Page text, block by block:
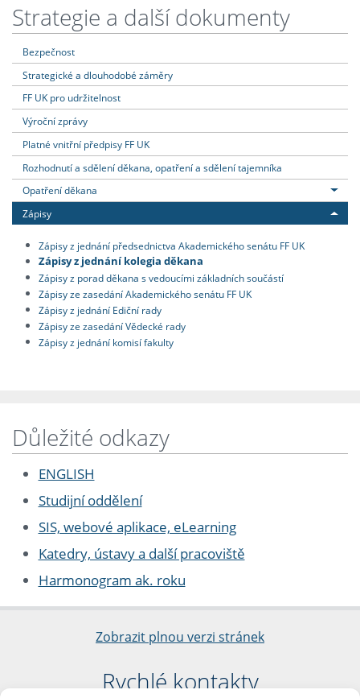
Strategie a další dokumenty
Bezpečnost
Strategické a dlouhodobé záměry
FF UK pro udržitelnost
Výroční zprávy
Platné vnitřní předpisy FF UK
Rozhodnutí a sdělení děkana, opatření a sdělení tajemníka
Opatření děkana
Zápisy
Zápisy z jednání předsednictva Akademického senátu FF UK
Zápisy z jednání kolegia děkana
Zápisy z porad děkana s vedoucími základních součástí
Zápisy ze zasedání Akademického senátu FF UK
Zápisy z jednání Ediční rady
Zápisy ze zasedání Vědecké rady
Zápisy z jednání komisí fakulty
Důležité odkazy
ENGLISH
Studijní oddělení
SIS, webové aplikace, eLearning
Katedry, ústavy a další pracoviště
Harmonogram ak. roku
Zobrazit plnou verzi stránek
Rychlé kontakty